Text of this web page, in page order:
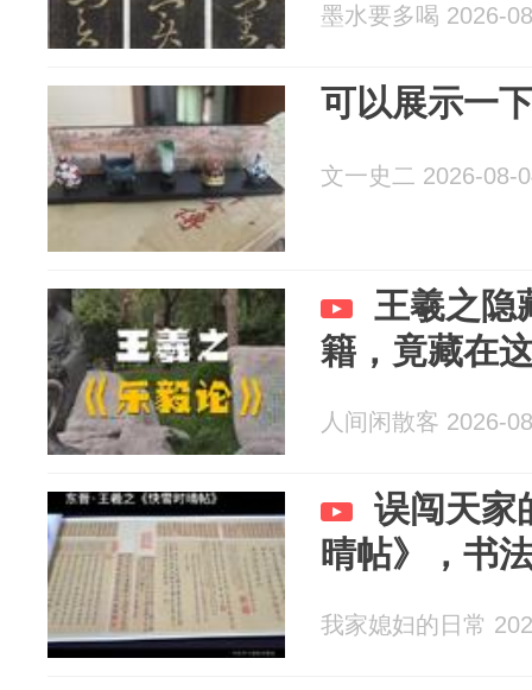
墨水要多喝 2026-
可以展示一
文一史二 2026-08-
王羲之隐
籍，竟藏在
人间闲散客 2026-
误闯天家
晴帖》，书
我家媳妇的日常